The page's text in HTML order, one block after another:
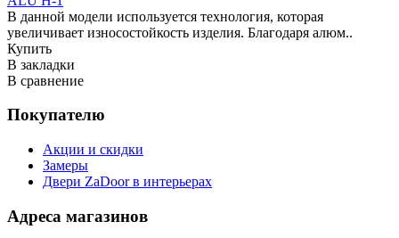
В данной модели используется технология, которая
увеличивает износостойкость изделия. Благодаря алюм..
Купить
В закладки
В сравнение
Покупателю
Акции и скидки
Замеры
Двери ZaDoor в интерьерах
Адреса магазинов